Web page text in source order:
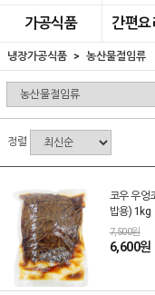
가공식품 간편요
냉장가공식품 농산물절임류
정렬
코우 우엉
밥용) 1kg
7,500원
6,600원